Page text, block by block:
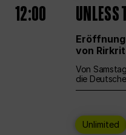
12:00 UNLESS
von
Von
die
Unlimited